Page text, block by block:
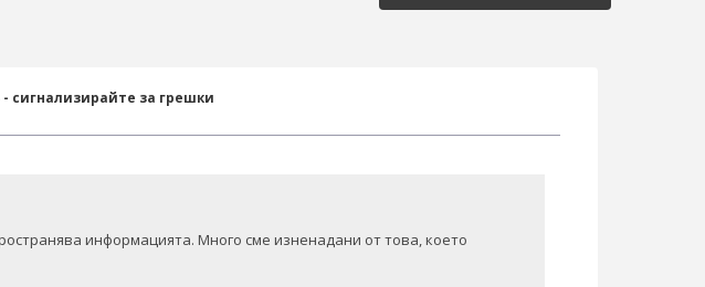
сигнализирайте за грешки
информацията. Много сме изненадани от това, което